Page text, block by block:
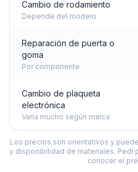
Cambio de rodamiento
Depende del modelo
Reparación de puerta o
goma
Por componente
Cambio de plaqueta
electrónica
Varía mucho según marca
Los precios son orientativos y
y disponibilidad de materiales. Pedí
conocer el